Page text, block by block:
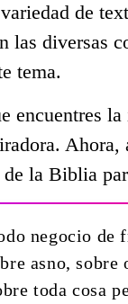
de
las diversas
tema.
encuentres
Ahora,
la Biblia
negocio de
asno, sobre
toda cosa